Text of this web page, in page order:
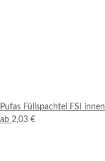
Pufas Füllspachtel FSI innen
ab 2,03 €